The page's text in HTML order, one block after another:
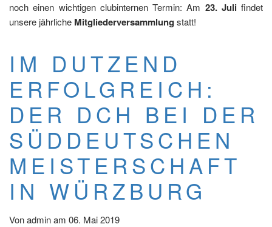
noch einen wichtigen clubinternen Termin: Am 23. Julifindet
unsere jährliche Mitgliederversammlung statt!
IM DUTZEND
ERFOLGREICH:
DER DCH BEI DER
SÜDDEUTSCHEN
MEISTERSCHAFT
IN WÜRZBURG
Vonadminam 06. Mai 2019